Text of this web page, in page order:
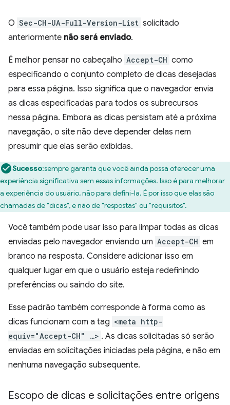
O Sec-CH-UA-Full-Version-List solicitado
anteriormente não será enviado.
É melhor pensar no cabeçalho Accept-CH como
especificando o conjunto completo de dicas desejadas
para essa página. Isso significa que o navegador envia
as dicas especificadas para todos os subrecursos
nessa página. Embora as dicas persistam até a próxima
navegação, o site não deve depender delas nem
presumir que elas serão exibidas.
Sucesso:sempre garanta que você ainda possa oferecer uma
experiência significativa sem essas informações. Isso é para melhorar
a experiência do usuário, não para defini-la. É por isso que elas são
chamadas de "dicas", e não de "respostas" ou "requisitos".
Você também pode usar isso para limpar todas as dicas
enviadas pelo navegador enviando um Accept-CH em
branco na resposta. Considere adicionar isso em
qualquer lugar em que o usuário esteja redefinindo
preferências ou saindo do site.
Esse padrão também corresponde à forma como as
dicas funcionam com a tag <meta http-
equiv="Accept-CH" …> . As dicas solicitadas só serão
enviadas em solicitações iniciadas pela página, e não em
nenhuma navegação subsequente.
Escopo de dicas e solicitações entre origens